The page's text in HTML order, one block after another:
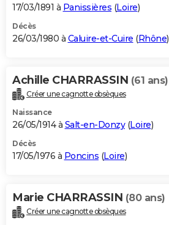
17/03/1891 à Panissières (Loire)
Décès
26/03/1980 à Caluire-et-Cuire (Rhône)
Achille CHARRASSIN (61 ans)
Créer une cagnotte obsèques
Naissance
26/05/1914 à Salt-en-Donzy(Loire)
Décès
17/05/1976 à Poncins (Loire)
Marie CHARRASSIN (80 ans)
Créer une cagnotte obsèques